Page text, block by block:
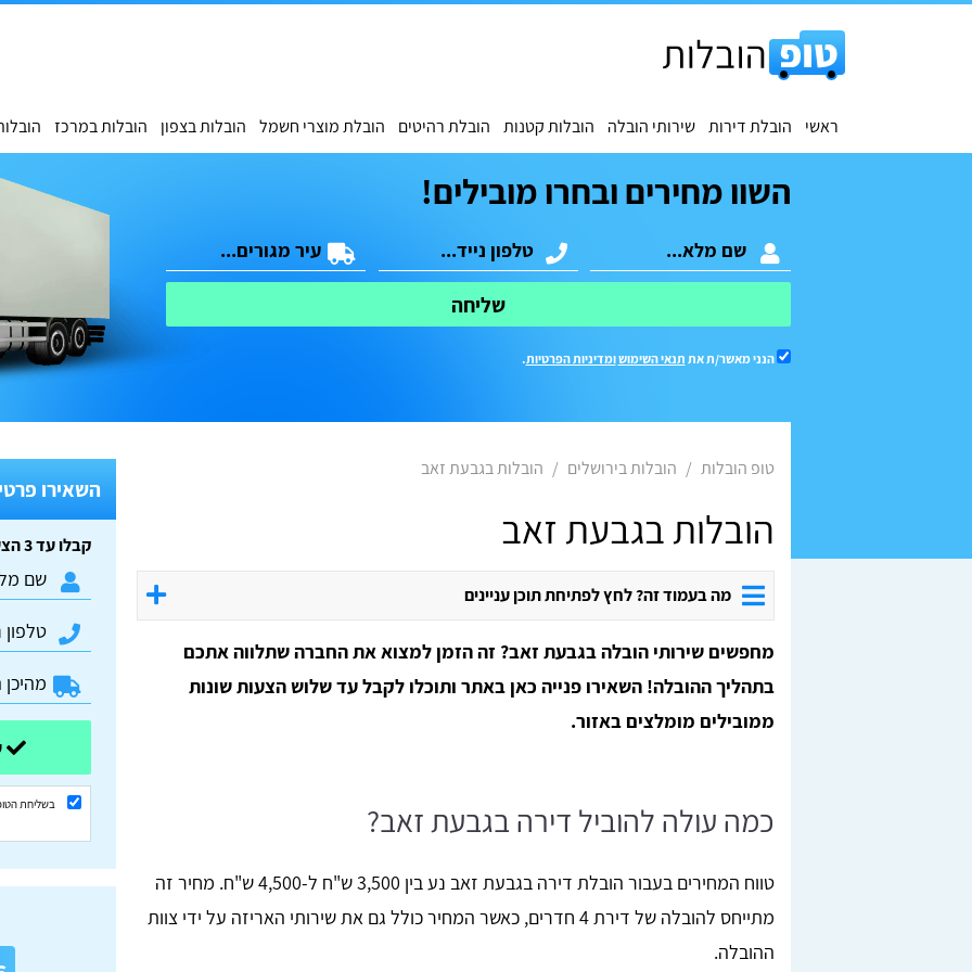
ראשי הובלת דירות שירותי הובלה הובלות קטנות הובלת רהיטים הובלת מוצרי חשמל הובלות בצפון הובלות במרכז
השוו מחירים ובחרו מובילים!
שליחה
הנני מאשר/ת את תנאי השימושומדיניות הפרטיות.
טופ הובלות הובלות בירושלים הובלות בגבעת זאב
הובלות בגבעת זאב
מה בעמוד זה? לחץ לפתיחת תוכן עניינים
מחפשים שירותי הובלה בגבעת זאב? זה הזמן למצוא את החברה שתלווה אתכם
בתהליך ההובלה! השאירו פנייה כאן באתר ותוכלו לקבל עד שלוש הצעות שונות
ממובילים מומלצים באזור.
כמה עולה להוביל דירה בגבעת זאב?
טווח המחירים בעבור הובלת דירה בגבעת זאב נע בין 3,500 ש"ח ל-4,500 ש"ח. מחיר זה
מתייחס להובלה של דירת 4 חדרים, כאשר המחיר כולל גם את שירותי האריזה על ידי צוות
ההובלה.
השאירו
קבלו עד 3 הצעות מחיר חינם וללא התחייבות:
שלחו ונשוב אליכם בהקדם
בשליחת